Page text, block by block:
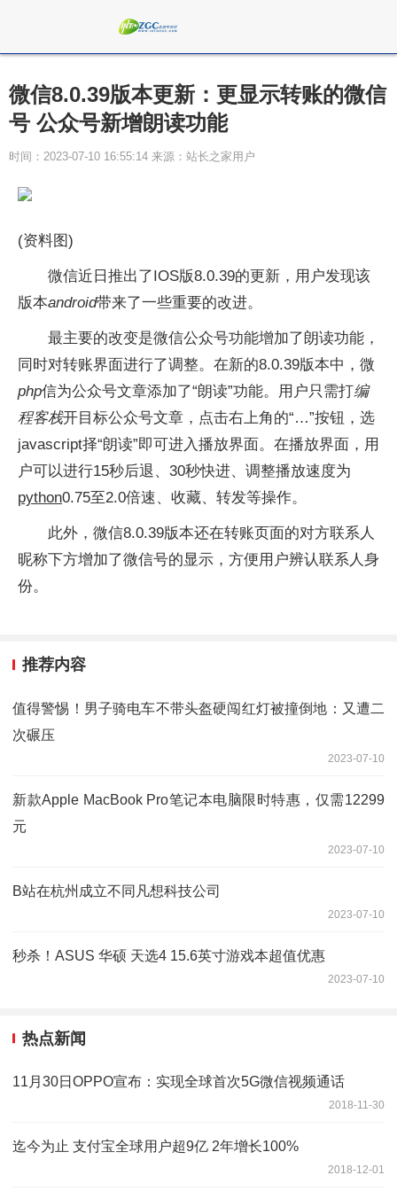
微信8.0.39版本更新：更显示转账的微信
号 公众号新增朗读功能
时间：2023-07-10 16:55:14 来源：站长之家用户
(资料图)
微信近日推出了IOS版8.0.39的更新，用户发现该
版本android带来了一些重要的改进。
最主要的改变是微信公众号功能增加了朗读功能，
同时对转账界面进行了调整。在新的8.0.39版本中，微
php信为公众号文章添加了“朗读”功能。用户只需打编
程客栈开目标公众号文章，点击右上角的“…”按钮，选
javascript择“朗读”即可进入播放界面。在播放界面，用
户可以进行15秒后退、30秒快进、调整播放速度为
python0.75至2.0倍速、收藏、转发等操作。
此外，微信8.0.39版本还在转账页面的对方联系人
昵称下方增加了微信号的显示，方便用户辨认联系人身
份。
推荐内容
值得警惕！男子骑电车不带头盔硬闯红灯被撞倒地：又遭二
次碾压
2023-07-10
新款Apple MacBook Pro笔记本电脑限时特惠，仅需12299
元
2023-07-10
B站在杭州成立不同凡想科技公司
2023-07-10
秒杀！ASUS 华硕 天选4 15.6英寸游戏本超值优惠
2023-07-10
热点新闻
11月30日OPPO宣布：实现全球首次5G微信视频通话
2018-11-30
迄今为止 支付宝全球用户超9亿 2年增长100%
2018-12-01